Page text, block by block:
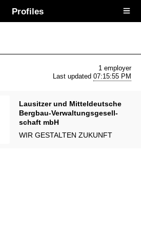
Profiles
Open
1 employer
Last updated07:15:55 PM
Lau­sit­zer und Mit­tel­deut­sche
Berg­bau-Ver­wal­tungs­ge­sell­
schaft mbH
WIR GESTAL­TEN ZUKUNFT